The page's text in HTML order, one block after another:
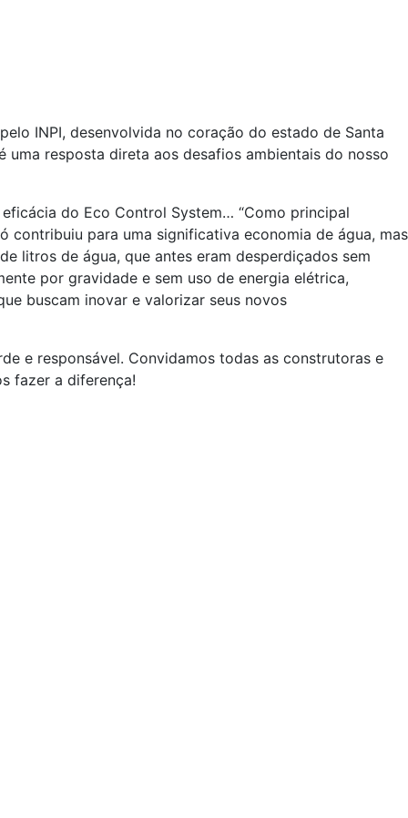
INPI, desenvolvida no coração do estado de Santa
resposta direta aos desafios ambientais do nosso
do Eco Control System… “Como principal
para uma significativa economia de água, mas
litros de água, que antes eram desperdiçados sem
por gravidade e sem uso de energia elétrica,
buscam inovar e valorizar seus novos
e responsável. Convidamos todas as construtoras e
fazer a diferença!